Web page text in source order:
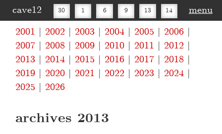
cave12 30 1 6 9 13 14
16 20 27 30
menu
2001
2002 2003 2004 2005
2006
2007
2008 2009 2010 2011
2012
2013
2014 2015 2016 2017
2018
2019
2020 2021 2022 2023
2024
2025
2026
archives 2013